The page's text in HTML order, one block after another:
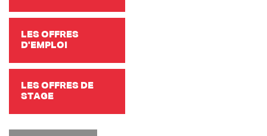
LES OFFRES
D'EMPLOI
LES OFFRES DE
STAGE